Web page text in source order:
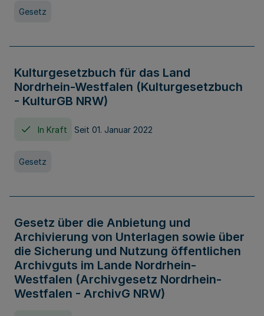
Gesetz
Kulturgesetzbuch für das Land
Nordrhein-Westfalen (Kulturgesetzbuch
- KulturGB NRW)
In Kraft Seit 01. Januar 2022
Gesetz
Gesetz über die Anbietung und
Archivierung von Unterlagen sowie über
die Sicherung und Nutzung öffentlichen
Archivguts im Lande Nordrhein-
Westfalen (Archivgesetz Nordrhein-
Westfalen - ArchivG NRW)